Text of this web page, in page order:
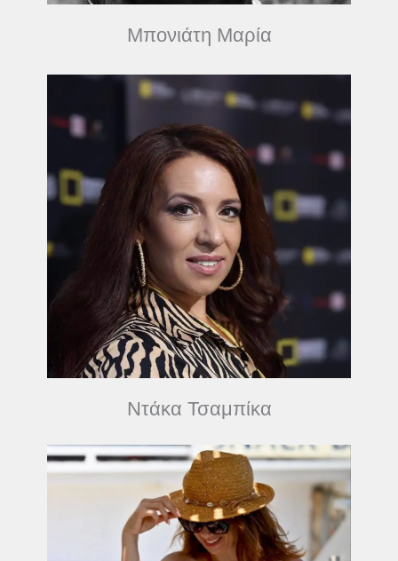
Μπονιάτη Μαρία
Ντάκα Τσαμπίκα